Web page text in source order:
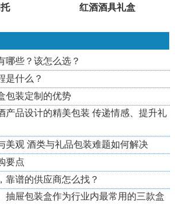
红酒酒具礼盒
哪些？该怎么选？
是什么？
包装定制的优势
产品设计的精美包装 传递情感、提升礼
美观 酒类与礼品包装难题如何解决
要点
靠谱的供应商怎么找？
抽屉包装盒作为行业内最常用的三款盒